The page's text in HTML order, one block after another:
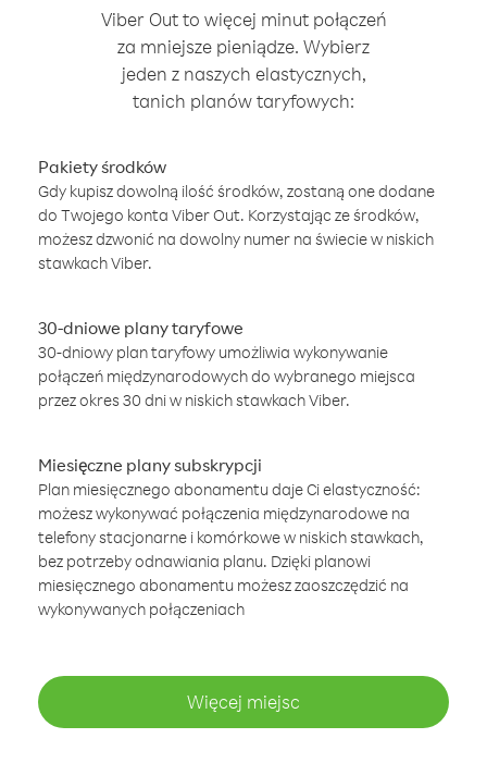
Viber Out to więcej minut połączeń
za mniejsze pieniądze. Wybierz
jeden z naszych elastycznych,
tanich planów taryfowych:
Pakiety środków
Gdy kupisz dowolną ilość środków, zostaną one dodane
do Twojego konta Viber Out. Korzystając ze środków,
możesz dzwonić na dowolny numer na świecie w niskich
stawkach Viber.
30-dniowe plany taryfowe
30-dniowy plan taryfowy umożliwia wykonywanie
połączeń międzynarodowych do wybranego miejsca
przez okres 30 dni w niskich stawkach Viber.
Miesięczne plany subskrypcji
Plan miesięcznego abonamentu daje Ci elastyczność:
możesz wykonywać połączenia międzynarodowe na
telefony stacjonarne i komórkowe w niskich stawkach,
bez potrzeby odnawiania planu. Dzięki planowi
miesięcznego abonamentu możesz zaoszczędzić na
wykonywanych połączeniach
Więcej miejsc